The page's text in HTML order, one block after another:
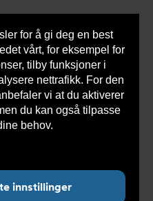
for å gi deg en best
vårt, for eksempel for
tilby funksjoner i
nettrafikk. For den
vi at du aktiverer
du kan også tilpasse
behov.
innstillinger
2026 >
Meet the